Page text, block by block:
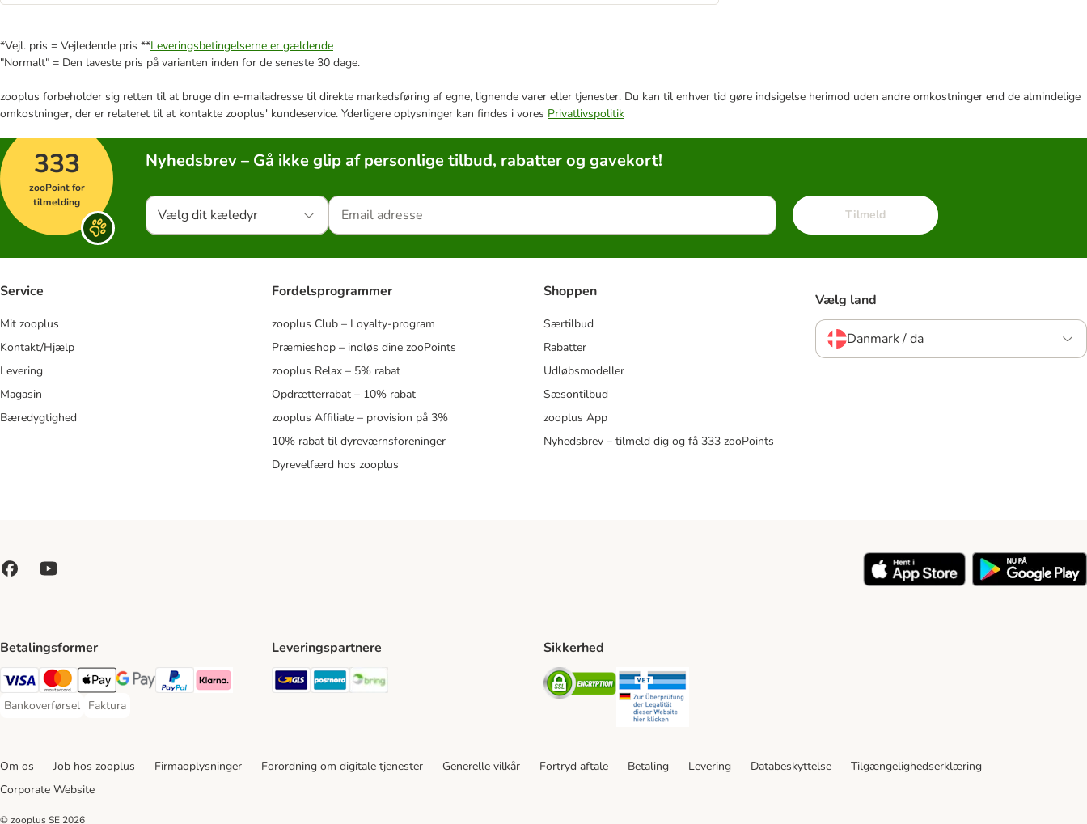
*Vejl. pris = Vejledende pris **Leveringsbetingelserne er gældende
"Normalt" = Den laveste pris på varianten inden for de seneste 30 dage.
zooplus forbeholder sig retten til at bruge din e-mailadresse til direkte markedsføring af egne, lignende varer eller tjenester. Du kan til enhver tid gøre indsigelse herimod uden andre omkostninger end de almindelige
omkostninger, der er relateret til at kontakte zooplus' kundeservice. Yderligere oplysninger kan findes i vores Privatlivspolitik
333
zooPoint for
tilmelding
Nyhedsbrev – Gå ikke glip af personlige tilbud, rabatter og gavekort!
Vælg dit kæledyr Tilmeld
Service
Mit zooplus
Kontakt/Hjælp
Levering
Magasin
Bæredygtighed
Fordelsprogrammer
zooplus Club – Loyalty-program
Præmieshop – indløs dine zooPoints
zooplus Relax – 5% rabat
Opdrætterrabat – 10% rabat
zooplus Affiliate – provision på 3%
10% rabat til dyreværnsforeninger
Dyrevelfærd hos zooplus
Shoppen
Særtilbud
Rabatter
Udløbsmodeller
Sæsontilbud
zooplus App
Nyhedsbrev – tilmeld dig og få 333 zooPoints
Vælg land
Danmark / da
Betalingsformer
VISA Payment Method
Mastercard Payment Method
Apply pay Payment Method
Google Pay Payment Method
paypal Payment Method
Klarna Payment Method
Bankoverførsel
Bankoverførsel Payment Method
Faktura
Faktura Payment Method
Leveringspartnere
GLS Shipping Method
Postnord Shipping Method
Sikkerhed
Security
Om os Job hos zooplus Firmaoplysninger Forordning om digitale tjenester Generelle vilkår Fortryd aftale Betaling Levering Databeskyttelse
Tilgængelighedserklæring
Corporate Website
© zooplus SE 2026